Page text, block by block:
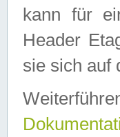
kann für
Header
sie sich auf